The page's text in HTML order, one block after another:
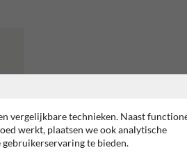
vergelijkbare technieken. Naast
werkt, plaatsen we ook analytische
te bieden.